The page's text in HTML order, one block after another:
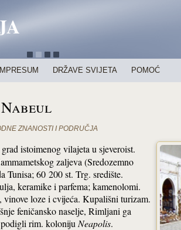
IMPRESUM DRŽAVE SVIJETA POMOĆ
ZNANOSTI I PODRUČJA
istoimenog vilajeta u sjeveroist.
zaljeva (Sredozemno
Tunisa; 60 200 st. Trg. središte.
keramike i parfema; kamenolomi.
vinove loze i cvijeća. Kupališni turizam.
feničansko naselje, Rimljani ga
rim. koloniju Neapolis.